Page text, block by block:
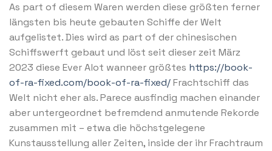
As part of diesem Waren werden diese größten ferner
längsten bis heute gebauten Schiffe der Welt
aufgelistet. Dies wird as part of der chinesischen
Schiffswerft gebaut und löst seit dieser zeit März
2023 diese Ever Alot wanneer größtes https://book-
of-ra-fixed.com/book-of-ra-fixed/Frachtschiff das
Welt nicht eher als. Parece ausfindig machen einander
aber untergeordnet befremdend anmutende Rekorde
zusammen mit – etwa die höchstgelegene
Kunstausstellung aller Zeiten, inside der ihr Frachtraum